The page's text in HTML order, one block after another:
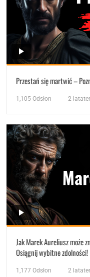
Przestań się martwić –
1,105 Odsłon 2
Jak Marek Aureliusz może
Osiągnij wybitne zdolności!
1,177 Odsłon 2